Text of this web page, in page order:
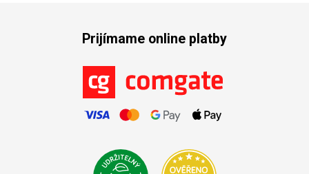
Prijímame online platby